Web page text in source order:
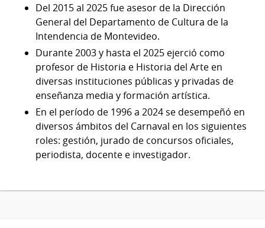
Del 2015 al 2025 fue asesor de la Dirección
General del Departamento de Cultura de la
Intendencia de Montevideo.
Durante 2003 y hasta el 2025 ejerció como
profesor de Historia e Historia del Arte en
diversas instituciones públicas y privadas de
enseñanza media y formación artística.
En el período de 1996 a 2024 se desempeñó en
diversos ámbitos del Carnaval en los siguientes
roles: gestión, jurado de concursos oficiales,
periodista, docente e investigador.